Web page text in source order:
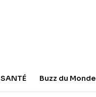
SANTÉ Buzz du Monde